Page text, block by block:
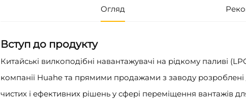
Огляд
Вступ до продукту
Китайські вилкоподібні навантажувачі на рідкому паливі
компанії Huahe та прямими продажами з заводу
чистих і ефективних рішень у сфері переміщення вантажів для